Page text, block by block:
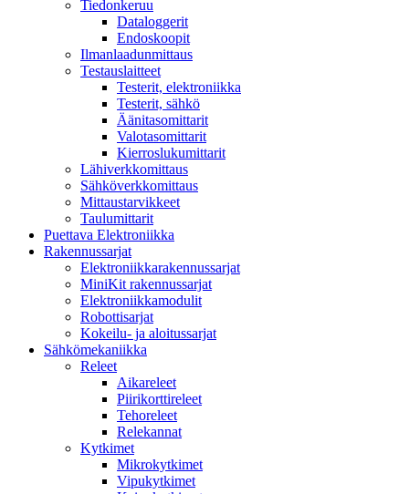
Tiedonkeruu
Dataloggerit
Endoskoopit
Ilmanlaadunmittaus
Testauslaitteet
Testerit, elektroniikka
Testerit, sähkö
Äänitasomittarit
Valotasomittarit
Kierroslukumittarit
Lähiverkkomittaus
Sähköverkkomittaus
Mittaustarvikkeet
Taulumittarit
Puettava Elektroniikka
Rakennussarjat
Elektroniikkarakennussarjat
MiniKit rakennussarjat
Elektroniikkamodulit
Robottisarjat
Kokeilu- ja aloitussarjat
Sähkömekaniikka
Releet
Aikareleet
Piirikorttireleet
Tehoreleet
Relekannat
Kytkimet
Mikrokytkimet
Vipukytkimet